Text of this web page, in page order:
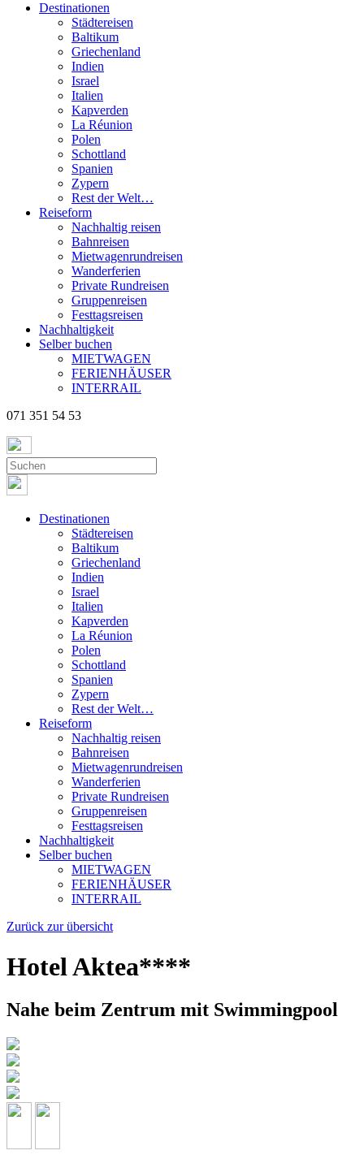
Destinationen
Städtereisen
Baltikum
Griechenland
Indien
Israel
Italien
Kapverden
La Réunion
Polen
Schottland
Spanien
Zypern
Rest der Welt…
Reiseform
Nachhaltig reisen
Bahnreisen
Mietwagenrundreisen
Wanderferien
Private Rundreisen
Gruppenreisen
Festtagsreisen
Nachhaltigkeit
Selber buchen
MIETWAGEN
FERIENHÄUSER
INTERRAIL
071 351 54 53
Destinationen
Städtereisen
Baltikum
Griechenland
Indien
Israel
Italien
Kapverden
La Réunion
Polen
Schottland
Spanien
Zypern
Rest der Welt…
Reiseform
Nachhaltig reisen
Bahnreisen
Mietwagenrundreisen
Wanderferien
Private Rundreisen
Gruppenreisen
Festtagsreisen
Nachhaltigkeit
Selber buchen
MIETWAGEN
FERIENHÄUSER
INTERRAIL
Zurück zur übersicht
Hotel Aktea****
Nahe beim Zentrum mit Swimmingpool